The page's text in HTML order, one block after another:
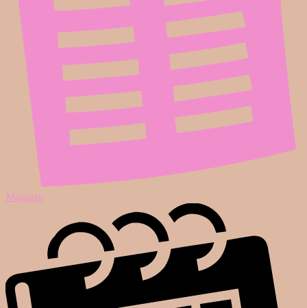
Magazin